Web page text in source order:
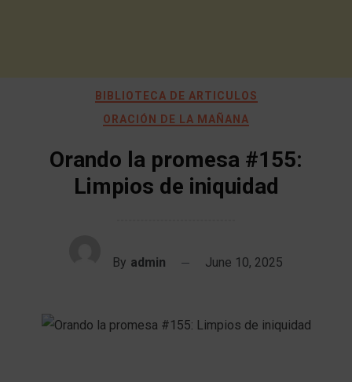
BIBLIOTECA DE ARTICULOS
ORACIÓN DE LA MAÑANA
Orando la promesa #155:
Limpios de iniquidad
By admin June 10, 2025